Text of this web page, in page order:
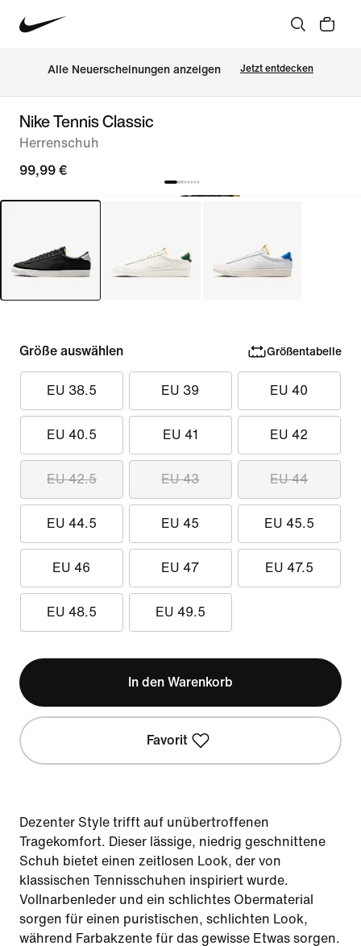
Alle Neuerscheinungen anzeigen Jetzt entdecken
Nike Tennis Classic
Herrenschuh
99,99 €
Größe auswählen Größentabelle
EU 38.5 EU 39 EU 40
EU 40.5 EU 41 EU 42
EU 42.5 EU 43 EU 44
EU 44.5 EU 45 EU 45.5
EU 46 EU 47 EU 47.5
EU 48.5 EU 49.5
In den Warenkorb
Favorit
Dezenter Style trifft auf unübertroffenen
Tragekomfort. Dieser lässige, niedrig geschnittene
Schuh bietet einen zeitlosen Look, der von
klassischen Tennisschuhen inspiriert wurde.
Vollnarbenleder und ein schlichtes Obermaterial
sorgen für einen puristischen, schlichten Look,
während Farbakzente für das gewisse Etwas sorgen.